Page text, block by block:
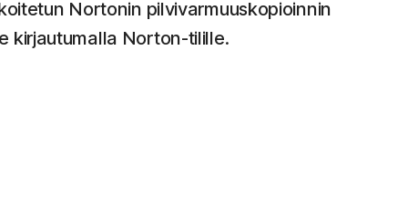
Nortonin pilvivarmuuskopioinnin
kirjautumalla Norton-tilille.